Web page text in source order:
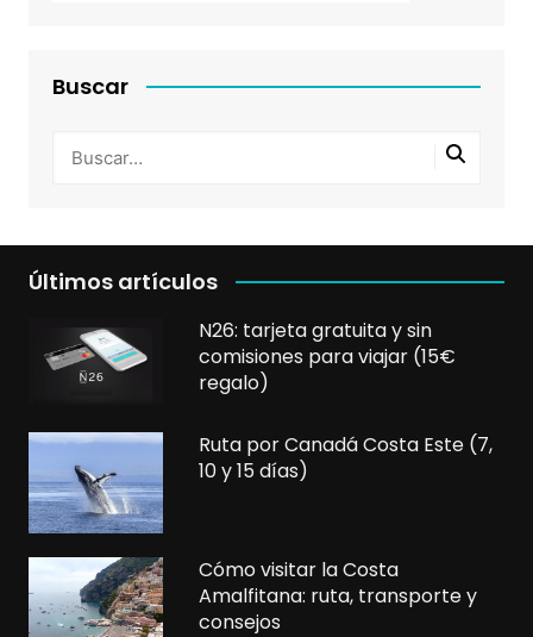
Buscar
Últimos artículos
N26: tarjeta gratuita y sin
comisiones para viajar (15€
regalo)
Ruta por Canadá Costa Este (7,
10 y 15 días)
Cómo visitar la Costa
Amalfitana: ruta, transporte y
consejos